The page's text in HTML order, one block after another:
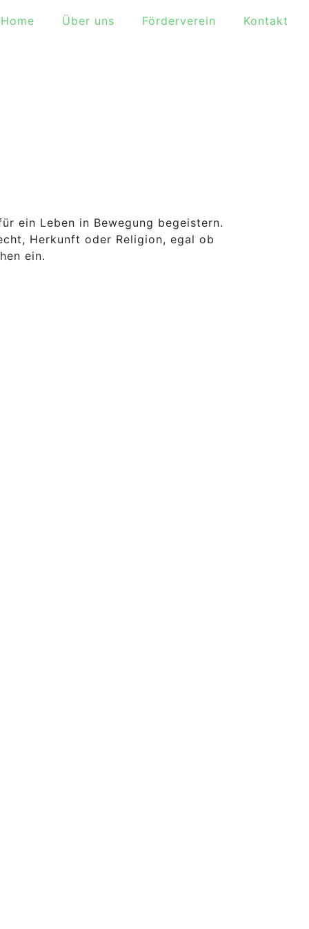
Home Über uns Förderverein Kontakt
ein Leben in Bewegung begeistern.
Herkunft oder Religion, egal ob
ein.